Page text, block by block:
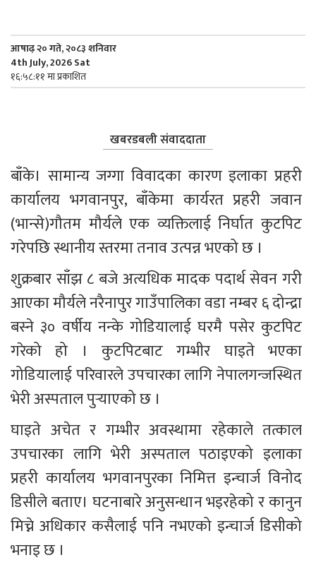
आषाढ़ २० गते, २०८३ शनिवार
4th July, 2026 Sat
१६:५८:११ मा प्रकाशित
खबरडबली संवाददाता
बाँके। सामान्य जग्गा विवादका कारण इलाका प्रहरी
कार्यालय भगवानपुर, बाँकेमा कार्यरत प्रहरी जवान
(भान्से)गौतम मौर्यले एक व्यक्तिलाई निर्घात कुटपिट
गरेपछि स्थानीय स्तरमा तनाव उत्पन्न भएको छ ।
शुक्रबार साँझ ८ बजे अत्यधिक मादक पदार्थ सेवन गरी
आएका मौर्यले नरैनापुर गाउँपालिका वडा नम्बर ६ दोन्द्रा
बस्ने ३० वर्षीय नन्के गोडियालाई घरमै पसेर कुटपिट
गरेको हो । कुटपिटबाट गम्भीर घाइते भएका
गोडियालाई परिवारले उपचारका लागि नेपालगन्जस्थित
भेरी अस्पताल पुर्‍याएको छ ।
घाइते अचेत र गम्भीर अवस्थामा रहेकाले तत्काल
उपचारका लागि भेरी अस्पताल पठाइएको इलाका
प्रहरी कार्यालय भगवानपुरका निमित्त इन्चार्ज विनोद
डिसीले बताए। घटनाबारे अनुसन्धान भइरहेको र कानुन
मिच्ने अधिकार कसैलाई पनि नभएको इन्चार्ज डिसीको
भनाइ छ ।